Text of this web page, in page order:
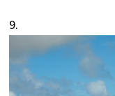
9.